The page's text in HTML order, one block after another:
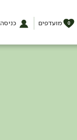
מועדפים 0 כניסה